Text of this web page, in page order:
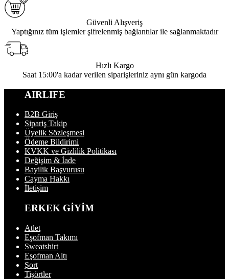
Güvenli Alışveriş
Yaptığınız tüm işlemler şifrelenmiş bağlantılar ile sağlanmaktadır
Hızlı Kargo
Saat 15:00'a kadar verilen siparişleriniz aynı gün kargoda
AIRLIFE
B2B Giriş
Sipariş Takip
Üyelik Sözleşmesi
Ödeme Bildirimi
KVKK ve Gizlilik Politikası
Değişim & İade
Bayilik Başvurusu
Cayma Hakkı
İletişim
ERKEK GİYİM
Atlet
Eşofman Takımı
Sweatshirt
Eşofman Altı
Şort
Tişörtler